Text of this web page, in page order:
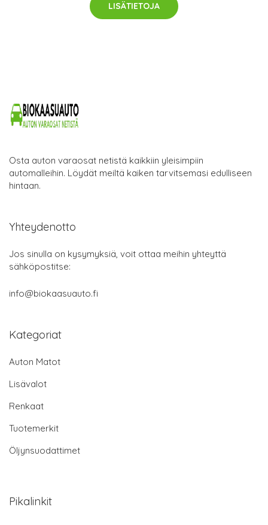
LISÄTIETOJA
Osta auton varaosat netistä kaikkiin yleisimpiin
automalleihin. Löydät meiltä kaiken tarvitsemasi edulliseen
hintaan.
Yhteydenotto
Jos sinulla on kysymyksiä, voit ottaa meihin yhteyttä
sähköpostitse:
info@biokaasuauto.fi
Kategoriat
Auton Matot
Lisävalot
Renkaat
Tuotemerkit
Öljynsuodattimet
Pikalinkit